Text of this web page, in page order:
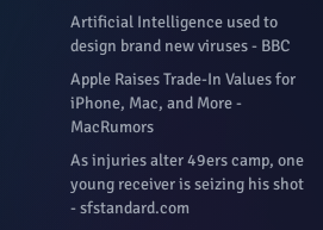
Artificial Intelligence used to
design brand new viruses - BBC
Apple Raises Trade-In Values for
iPhone, Mac, and More -
MacRumors
As injuries alter 49ers camp, one
young receiver is seizing his shot
- sfstandard.com